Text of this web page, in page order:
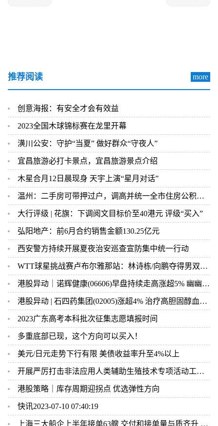
推荐阅读 more
创意海报：有安全才会有效益
2023全国木球锦标赛在龙里开幕
潢川公安：守护“当夏” 做好群众“守夜人”
宜昌旅游必打卡景点，宜昌旅游景点介绍
木星合月12日晨现身 天宇上演“星月对话”
温州：二手房可带押过户，调高并统一全市住房公积金贷款额度
大行评级 | 花旗：下调阅文目标价至40港元 评级“买入”
弘阳地产：前6月合约销售金额130.25亿元
西安警方持续开展夏夜治安巡查宣防集中统一行动
WTT球星挑战赛卢布尔雅那站：林诗栋/向鹏夺得男双冠军
港股异动｜诺辉健康(06606)早盘持续走高涨超5% 幽幽管90天电商复购率23% 正寻求与更多电商平台合作
港股异动 | 石四药集团(02005)涨超4% 治疗高胆固醇血症药物获生产注册批件
2023广东高考本科批次征集志愿填报时间
多重底部已现，这个方向可以买入！
美元/日元走势下行有限 美债收益率升至4%以上
开展严厉打击非法应用人类辅助生殖技术专项活动工作方案
港股策略｜库存周期迎拐点 优选弹性方向
快讯2023-07-10 07:40:19
上海三大船企上半年接单63艘 交付和接单量与质齐升 中高端船型逾九成